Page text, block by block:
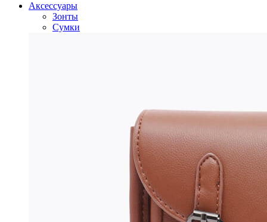
Аксессуары
Зонты
Сумки